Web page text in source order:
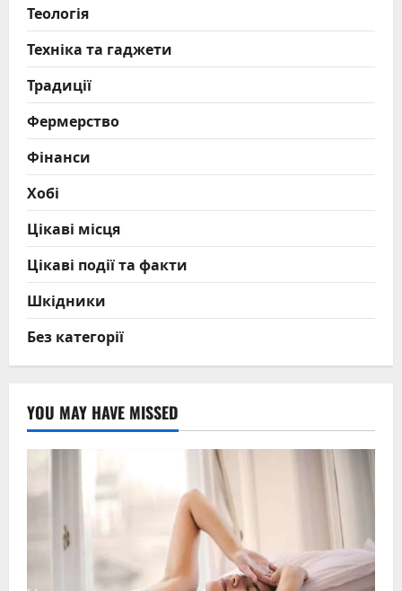
Теологія
Техніка та гаджети
Традиції
Фермерство
Фінанси
Хобі
Цікаві місця
Цікаві події та факти
Шкідники
Без категорії
YOU MAY HAVE MISSED